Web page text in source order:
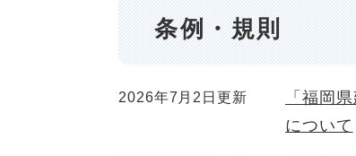
条例・規則
2026年7月2日更新
「福岡
について